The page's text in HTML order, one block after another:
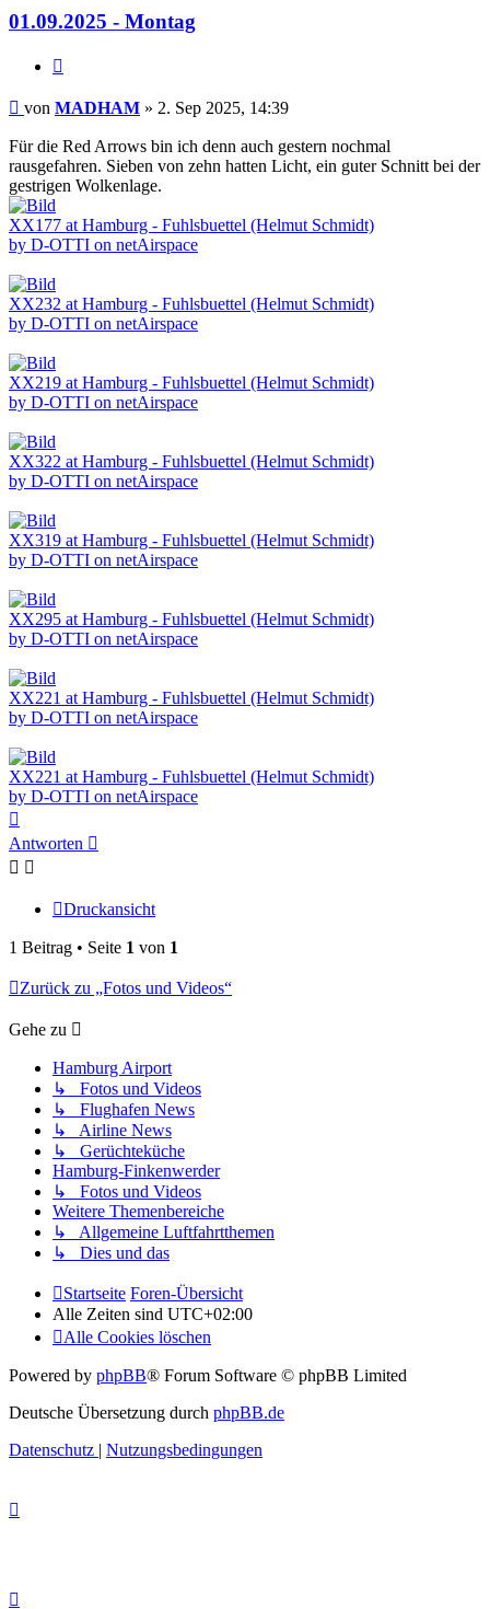
01.09.2025 - Montag
Beitrag
von MADHAM » 2. Sep 2025, 14:39
Für die Red Arrows bin ich denn auch gestern nochmal
rausgefahren. Sieben von zehn hatten Licht, ein guter Schnitt bei der
gestrigen Wolkenlage.
XX177 at Hamburg - Fuhlsbuettel (Helmut Schmidt)
by D-OTTI on netAirspace
XX232 at Hamburg - Fuhlsbuettel (Helmut Schmidt)
by D-OTTI on netAirspace
XX219 at Hamburg - Fuhlsbuettel (Helmut Schmidt)
by D-OTTI on netAirspace
XX322 at Hamburg - Fuhlsbuettel (Helmut Schmidt)
by D-OTTI on netAirspace
XX319 at Hamburg - Fuhlsbuettel (Helmut Schmidt)
by D-OTTI on netAirspace
XX295 at Hamburg - Fuhlsbuettel (Helmut Schmidt)
by D-OTTI on netAirspace
XX221 at Hamburg - Fuhlsbuettel (Helmut Schmidt)
by D-OTTI on netAirspace
XX221 at Hamburg - Fuhlsbuettel (Helmut Schmidt)
by D-OTTI on netAirspace
oben
Antworten
Druckansicht
1 Beitrag • Seite 1 von 1
Zurück zu „Fotos und Videos“
Gehe zu
Hamburg Airport
↳ Fotos und Videos
↳ Flughafen News
↳ Airline News
↳ Gerüchteküche
Hamburg-Finkenwerder
↳ Fotos und Videos
Weitere Themenbereiche
↳ Allgemeine Luftfahrtthemen
↳ Dies und das
Startseite Foren-Übersicht
Alle Zeiten sind UTC+02:00
Alle Cookies löschen
Powered by phpBB® Forum Software © phpBB Limited
Deutsche Übersetzung durch phpBB.de
Datenschutz | Nutzungsbedingungen